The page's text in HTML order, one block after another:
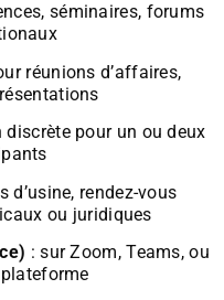
séminaires, forums
réunions d’affaires,
pour un ou deux
d’usine, rendez-vous
ou juridiques
: sur Zoom, Teams, ou